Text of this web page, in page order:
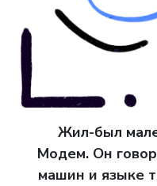
Жил-был
Модем. Он
машин и языке